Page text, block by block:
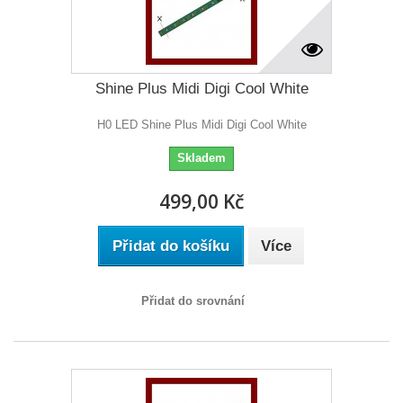
Shine Plus Midi Digi Cool White
H0 LED Shine Plus Midi Digi Cool White
Skladem
499,00 Kč
Přidat do košíku Více
Přidat do srovnání